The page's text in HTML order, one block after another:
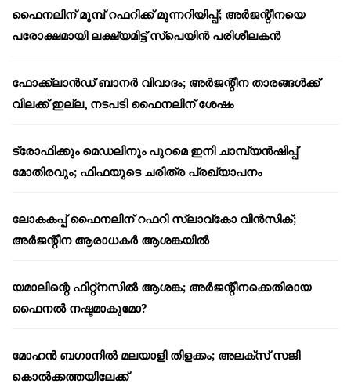
ഫൈനലിന് മുമ്പ് റഫറിക്ക് മുന്നറിയിപ്പ്; അർജന്റീനയെ
പരോക്ഷമായി ലക്ഷ്യമിട്ട് സ്പെയിൻ പരിശീലകൻ
ഫോക്ക്‌ലാൻഡ് ബാനർ വിവാദം; അർജന്റീന താരങ്ങൾക്ക്
വിലക്ക് ഇല്ല, നടപടി ഫൈനലിന് ശേഷം
ട്രോഫിക്കും മെഡലിനും പുറമെ ഇനി ചാമ്പ്യൻഷിപ്പ്
മോതിരവും; ഫിഫയുടെ ചരിത്ര പ്രഖ്യാപനം
ലോകകപ്പ് ഫൈനലിന് റഫറി സ്ലാവ്‌കോ വിൻസിക്;
അർജന്റീന ആരാധകർ ആശങ്കയിൽ
യമാലിന്റെ ഫിറ്റ്നസിൽ ആശങ്ക; അർജന്റീനക്കെതിരായ
ഫൈനൽ നഷ്ടമാകുമോ?
മോഹൻ ബഗാനിൽ മലയാളി തിളക്കം; അലക്സ് സജി
കൊൽക്കത്തയിലേക്ക്